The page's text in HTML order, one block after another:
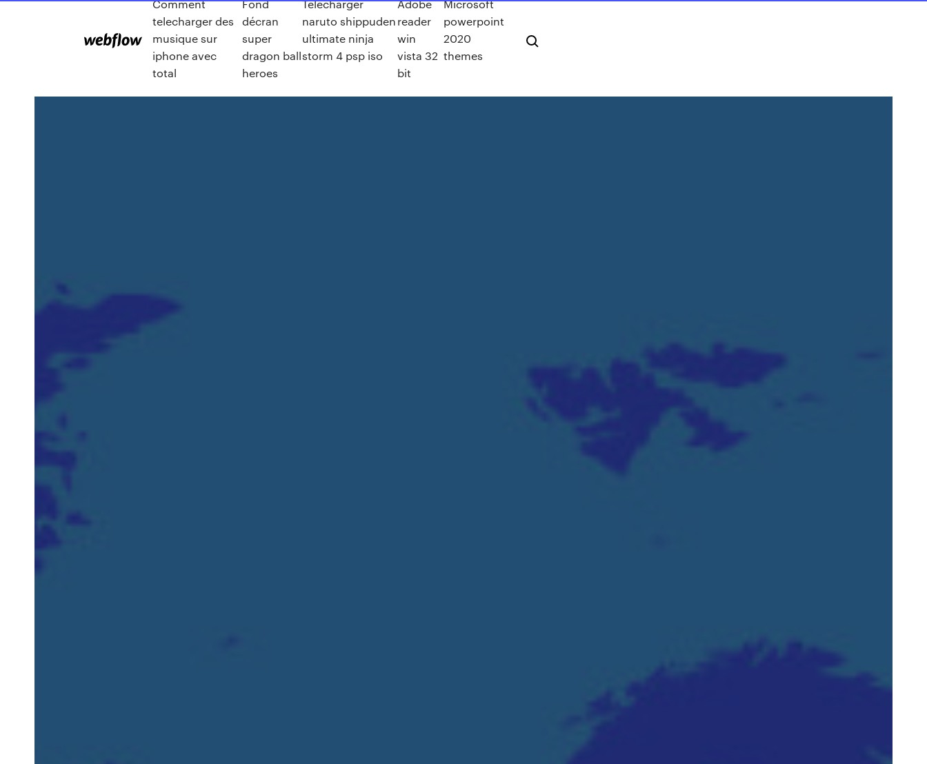
Comment
telecharger des
musique sur
iphone avec
total
Fond
décran
super
dragon ball
heroes
Telecharger
naruto shippuden
ultimate ninja
storm 4 psp iso
Adobe
reader
win
vista 32
bit
Microsoft
powerpoint
2020
themes